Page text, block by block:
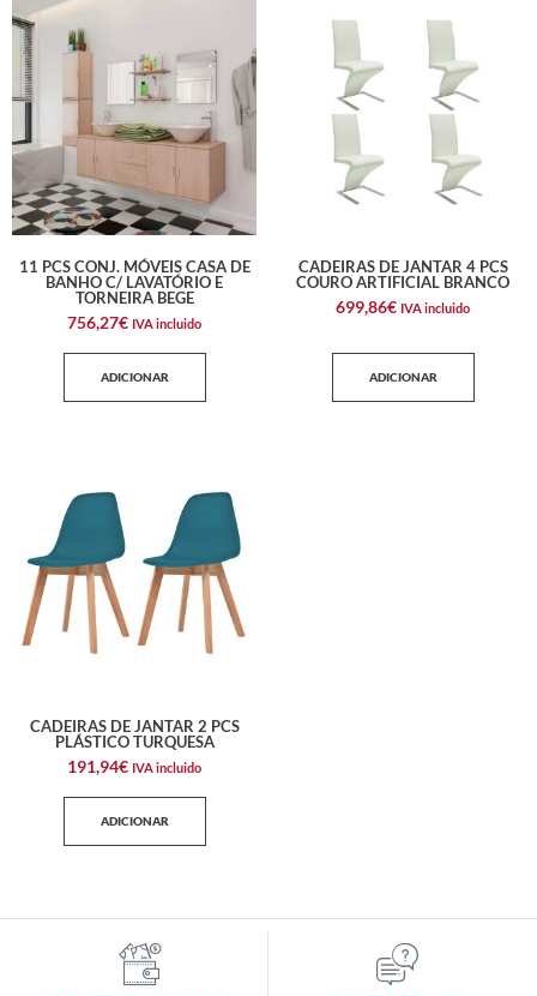
11 PCS CONJ. MÓVEIS CASA DE
BANHO C/ LAVATÓRIO E
TORNEIRA BEGE
756,27€ IVA incluido
ADICIONAR
CADEIRAS DE JANTAR 4 PCS
COURO ARTIFICIAL BRANCO
699,86€ IVA incluido
ADICIONAR
CADEIRAS DE JANTAR 2 PCS
PLÁSTICO TURQUESA
191,94€ IVA incluido
ADICIONAR